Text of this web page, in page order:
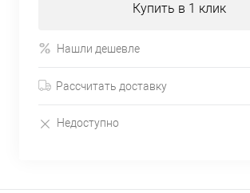
Купить в 1 клик
Нашли дешевле
Рассчитать доставку
Недоступно